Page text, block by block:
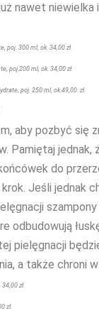
nawet niewielka
poj. 300 ml, ok. 34,00 zł.
poj.200 ml, ok. 34,00 zł.
poj. 250 ml, ok.49,00. zł.
aby pozbyć się
Pamiętaj
do
Jeśli jednak
odbudowują
pielęgnacji
a także chroni
zł.
zł.